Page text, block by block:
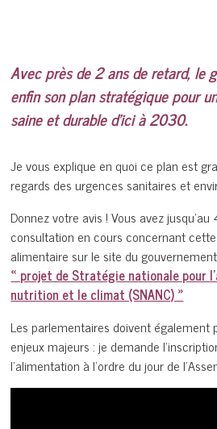
Avec près de 2 ans de retard, le
enfin son plan stratégique pour
saine et durable d’ici à 2030.
Je vous explique en quoi ce plan est
regards des urgences sanitaires et
Donnez votre avis ! Vous avez
consultation en cours concernant
alimentaire sur le site du
« projet de Stratégie nationale pour
nutrition et le climat (SNANC) »
Les parlementaires doivent également
enjeux majeurs : je demande
l’alimentation à l’ordre du jour de